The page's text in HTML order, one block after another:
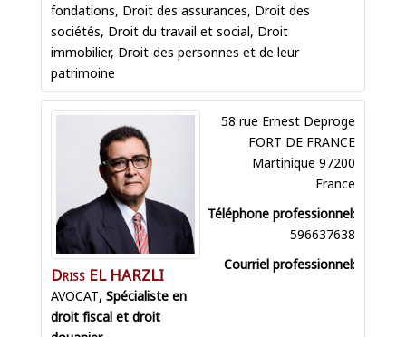
fondations, Droit des assurances, Droit des
sociétés, Droit du travail et social, Droit
immobilier, Droit-des personnes et de leur
patrimoine
Driss EL HARZLI
AVOCAT
58 rue Ernest Deproge
FORT DE FRANCE
Martinique 97200
France
Téléphone professionnel:
596637638
Courriel professionnel: